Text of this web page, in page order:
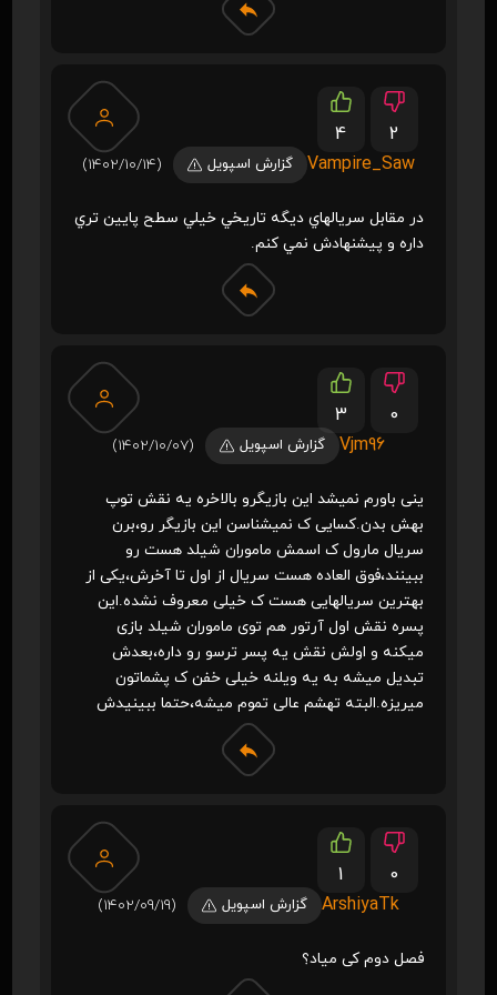
4
2
Vampire_Saw
گزارش اسپویل (1402/10/14)
در مقابل سريالهاي ديگه تاريخي خيلي سطح پايين تري
داره و پيشنهادش نمي کنم.
3
0
Vjm96
گزارش اسپویل (1402/10/07)
ینی باورم نمیشد این بازیگرو بالاخره یه نقش توپ
بهش بدن.کسایی ک نمیشناسن این بازیگر رو،برن
سریال مارول ک اسمش ماموران شیلد هست رو
ببینند،فوق العاده هست سریال از اول تا آخرش،یکی از
بهترین سریالهایی هست ک خیلی معروف نشده.این
پسره نقش اول آرتور هم توی ماموران شیلد بازی
میکنه و اولش نقش یه پسر ترسو رو داره،بعدش
تبدیل میشه به یه ویلنه خیلی خفن ک پشماتون
میریزه.البته تهشم عالی تموم میشه،حتما ببینیدش
1
0
ArshiyaTk
گزارش اسپویل (1402/09/19)
فصل دوم کی میاد؟